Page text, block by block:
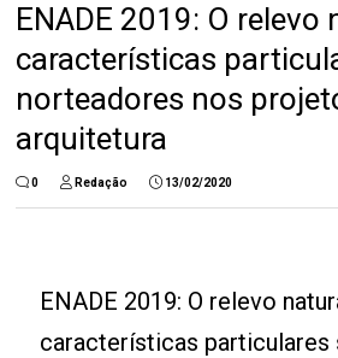
ENADE 2019: O relevo
características
norteadores nos
arquitetura
0 Redação 13/02/2020
ENADE 2019: O relevo
características particulares